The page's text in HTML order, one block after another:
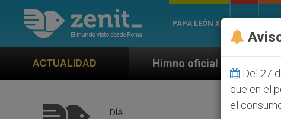
PAPA LEÓN XIV
ACTUALIDAD
oficial de la Jornada Mundial de la Juventud Seúl
DÍA
Del 27
que en el
el